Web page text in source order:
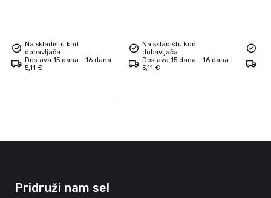
Na skladištu kod
dobavljača
Dostava 15 dana - 16 dana
5,11 €
Na skladištu kod
dobavljača
Dostava 15 dana - 16 dana
5,11 €
Na
Pridruži nam se!